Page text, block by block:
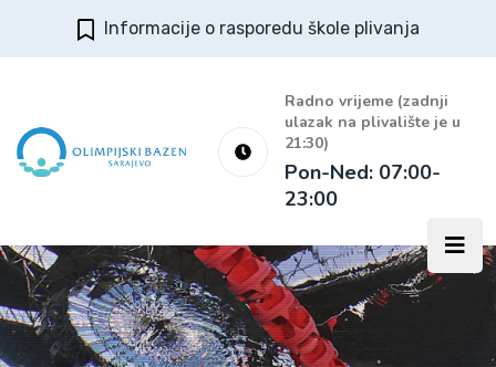
Informacije o rasporedu škole plivanja
Radno vrijeme (zadnji
ulazak na plivalište je u
21:30)
Pon-Ned: 07:00-
23:00